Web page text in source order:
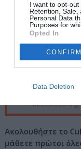
I want to opt-out
Retention, Sale,
Personal Data
Purposes for
Opted In
CONFIRM
Data Deletion
10/10/2025
18/10/2025
Τοποθεσία:
Διάφορες
nationalopera.gr
Ακολουθήστε το
μάθετε πρώτοι